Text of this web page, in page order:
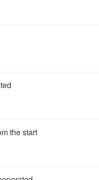
the start